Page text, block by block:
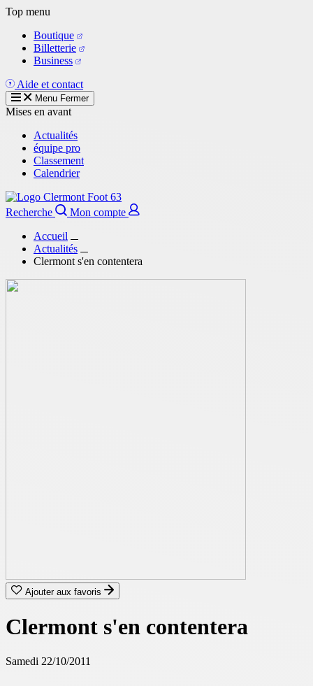
Aller
contenu
principal
Top menu
Boutique
Billetterie
Business
Aide et contact
Menu Fermer
Mises en avant
Actualités
équipe pro
Classement
Calendrier
Recherche
Mon compte
Accueil
Actualités
Clermont s'en contentera
Ajouter aux favoris
Clermont s'en contentera
Samedi 22/10/2011